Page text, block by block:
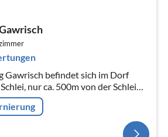
Gawrisch befindet sich im Dorf
nur ca. 500m von der Schlei
in Schönhagen